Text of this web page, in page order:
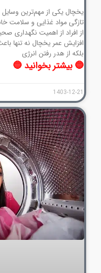
یخچال یکی از مهم‌ترین
تازگی مواد غذایی و سلامت
از افراد از اهمیت نگهداری
افزایش عمر یخچال نه تنها
بلکه از هدر رفتن انرژی
🔵 بیشتر بخوانید 🔵
1403-12-21